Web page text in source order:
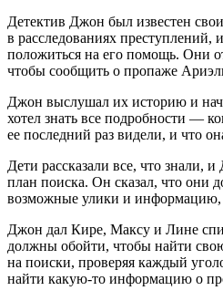
Детектив Джон был известен
в расследованиях преступлений,
положиться на его помощь. Они
чтобы сообщить о пропаже
Джон выслушал их историю и
хотел знать все подробности —
ее последний раз видели, и что
Дети рассказали все, что знали,
план поиска. Он сказал, что они
возможные улики и информацию,
Джон дал Кире, Максу и Лине
должны обойти, чтобы найти
на поиски, проверяя каждый
найти какую-то информацию о